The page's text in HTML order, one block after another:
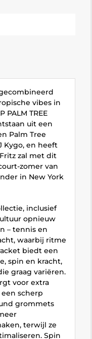
vibes in
PALM TREE
uit een
Palm Tree
Kygo, en heeft
zal met dit
zomer van
in New York
inclusief
opnieuw
– tennis en
waarbij ritme
biedt een
spin en kracht,
graag variëren.
voor extra
scherp
grommets
terwijl ze
Spin